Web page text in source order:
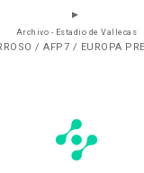
Archivo - Estadio de Vallecas
/ AFP7 / EUROPA